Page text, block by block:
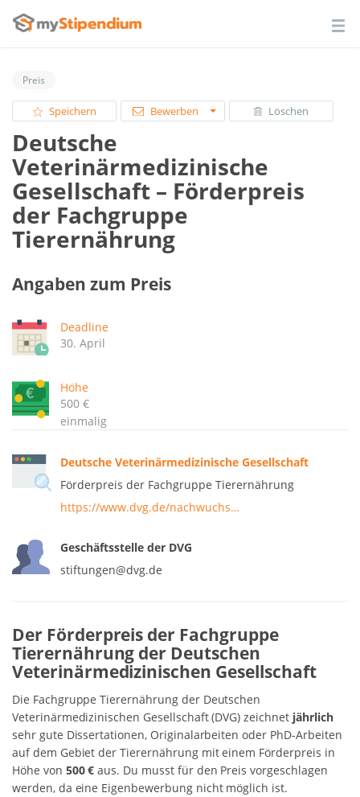
Preis
Speichern Bewerben Löschen
Deutsche
Veterinärmedizinische
Gesellschaft – Förderpreis
der Fachgruppe
Tierernährung
Angaben zum Preis
Deadline
30. April
Höhe
500 €
einmalig
Deutsche Veterinärmedizinische Gesellschaft
Förderpreis der Fachgruppe Tierernährung
https://www.dvg.de/nachwuchs…
Geschäftsstelle der DVG
stiftungen@dvg.de
Der Förderpreis der Fachgruppe
Tierernährung der Deutschen
Veterinärmedizinischen Gesellschaft
Die Fachgruppe Tierernährung der Deutschen
Veterinärmedizinischen Gesellschaft (DVG) zeichnet jährlich
sehr gute Dissertationen, Originalarbeiten oder PhD-Arbeiten
auf dem Gebiet der Tierernährung mit einem Förderpreis in
Höhe von 500 € aus. Du musst für den Preis vorgeschlagen
werden, da eine Eigenbewerbung nicht möglich ist.